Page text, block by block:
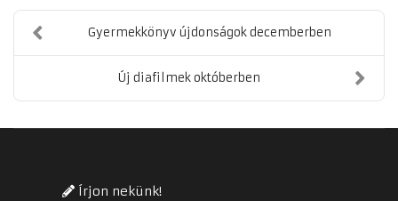
Gyermekkönyv újdonságok decemberben
Új diafilmek októberben
Írjon nekünk!